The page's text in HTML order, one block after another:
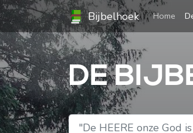
Bijbelhoek Home
DE